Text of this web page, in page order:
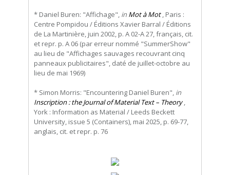
* Daniel Buren: "Affichage", in Mot à Mot, Paris :
Centre Pompidou / Éditions Xavier Barral / Éditions
de La Martinière, juin 2002, p. A 02-A 27, français, cit.
et repr. p. A 06 (par erreur nommé "SummerShow"
au lieu de "Affichages sauvages recouvrant cinq
panneaux publicitaires", daté de juillet-octobre au
lieu de mai 1969)
* Simon Morris: "Encountering Daniel Buren", in
Inscription : the Journal of Material Text – Theory,
York : Information as Material / Leeds Beckett
University, issue 5 (Containers), mai 2025, p. 69-77,
anglais, cit. et repr. p. 76